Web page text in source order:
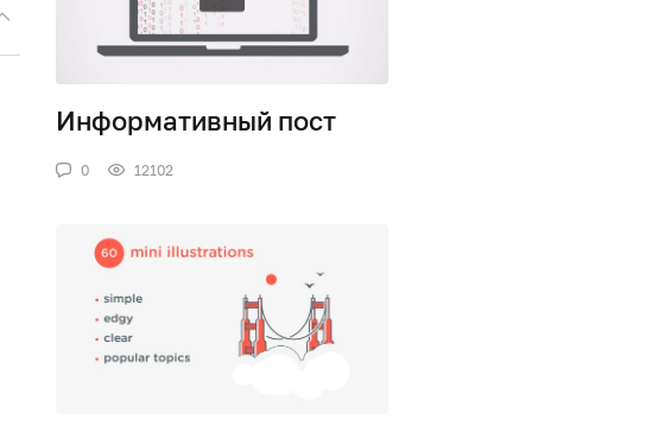
Информативный пост
0 12102